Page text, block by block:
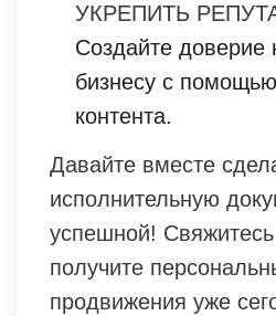
УКРЕПИТЬ
Создайте доверие
бизнесу с
контента.
Давайте вместе
исполнительную
успешной!
получите
продвижения уже